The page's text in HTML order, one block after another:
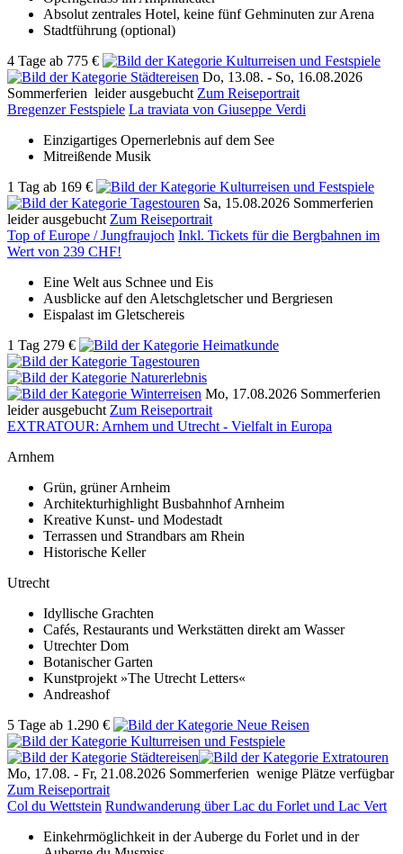
Absolut zentrales Hotel, keine fünf Gehminuten zur Arena
Stadtführung (optional)
4 Tage ab 775 €
Do, 13.08. - So, 16.08.2026
Sommerferien leider ausgebucht Zum Reiseportrait
Bregenzer Festspiele La traviata von Giuseppe Verdi
Einzigartiges Opernerlebnis auf dem See
Mitreißende Musik
1 Tag ab 169 €
Sa, 15.08.2026 Sommerferien
leider ausgebucht Zum Reiseportrait
Top of Europe / Jungfraujoch Inkl. Tickets für die Bergbahnen im
Wert von 239 CHF!
Eine Welt aus Schnee und Eis
Ausblicke auf den Aletschgletscher und Bergriesen
Eispalast im Gletschereis
1 Tag 279 €
Mo, 17.08.2026 Sommerferien
leider ausgebucht Zum Reiseportrait
EXTRATOUR: Arnhem und Utrecht - Vielfalt in Europa
Arnhem
Grün, grüner Arnheim
Architekturhighlight Busbahnhof Arnheim
Kreative Kunst- und Modestadt
Terrassen und Strandbars am Rhein
Historische Keller
Utrecht
Idyllische Grachten
Cafés, Restaurants und Werkstätten direkt am Wasser
Utrechter Dom
Botanischer Garten
Kunstprojekt »The Utrecht Letters«
Andreashof
5 Tage ab 1.290 €
Mo, 17.08. - Fr, 21.08.2026 Sommerferien wenige Plätze verfügbar
Zum Reiseportrait
Col du Wettstein Rundwanderung über Lac du Forlet und Lac Vert
Einkehrmöglichkeit in der Auberge du Forlet und in der